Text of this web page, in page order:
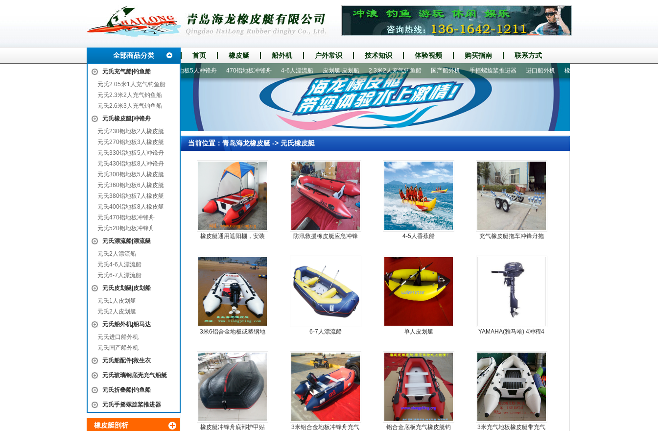
全部商品分类 首页 橡皮艇 船外机 户外常识 技术知识 体验视频 购买指南 联系方式
元氏充气船|钓鱼船
元氏2.05米1人充气钓鱼船
元氏2.3米2人充气钓鱼船
元氏2.6米3人充气钓鱼船
元氏橡皮艇|冲锋舟
元氏230铝地板2人橡皮艇
元氏270铝地板3人橡皮艇
元氏330铝地板5人冲锋舟
元氏430铝地板8人冲锋舟
元氏300铝地板5人橡皮艇
元氏360铝地板6人橡皮艇
元氏380铝地板7人橡皮艇
元氏400铝地板8人橡皮艇
元氏470铝地板冲锋舟
元氏520铝地板冲锋舟
元氏漂流船|漂流艇
元氏2人漂流船
元氏4-6人漂流船
元氏6-7人漂流船
元氏皮划艇|皮划船
元氏1人皮划艇
元氏2人皮划艇
元氏船外机|船马达
元氏进口船外机
元氏国产船外机
元氏船配件|救生衣
元氏玻璃钢底壳充气船艇
元氏折叠船|钓鱼船
元氏手摇螺旋桨推进器
橡皮艇剖析
玻璃钢底壳充气船艇 330铝地板5人冲锋舟 470铝地板冲锋舟 4-6人漂流船 皮划艇|皮划船 2.3米2人充气钓鱼船 国产船外机 手摇螺旋桨推进器 进口船外机 橡皮艇|冲锋舟
当前位置： 青岛海龙橡皮艇-> 元氏橡皮艇
橡皮艇通用遮阳棚，安装
优
防汛救援橡皮艇应急冲锋
4-5人香蕉船
充气橡皮艇拖车冲锋舟拖
3米6铝合金地板或塑钢地
舟，动力艇
6-7人漂流船 单人皮划艇
YAMAHA(雅马哈) 4冲程4
橡皮艇冲锋舟底部护甲贴
3米铝合金地板冲锋舟充气
铝合金底板充气橡皮艇钓
3米充气地板橡皮艇带充气